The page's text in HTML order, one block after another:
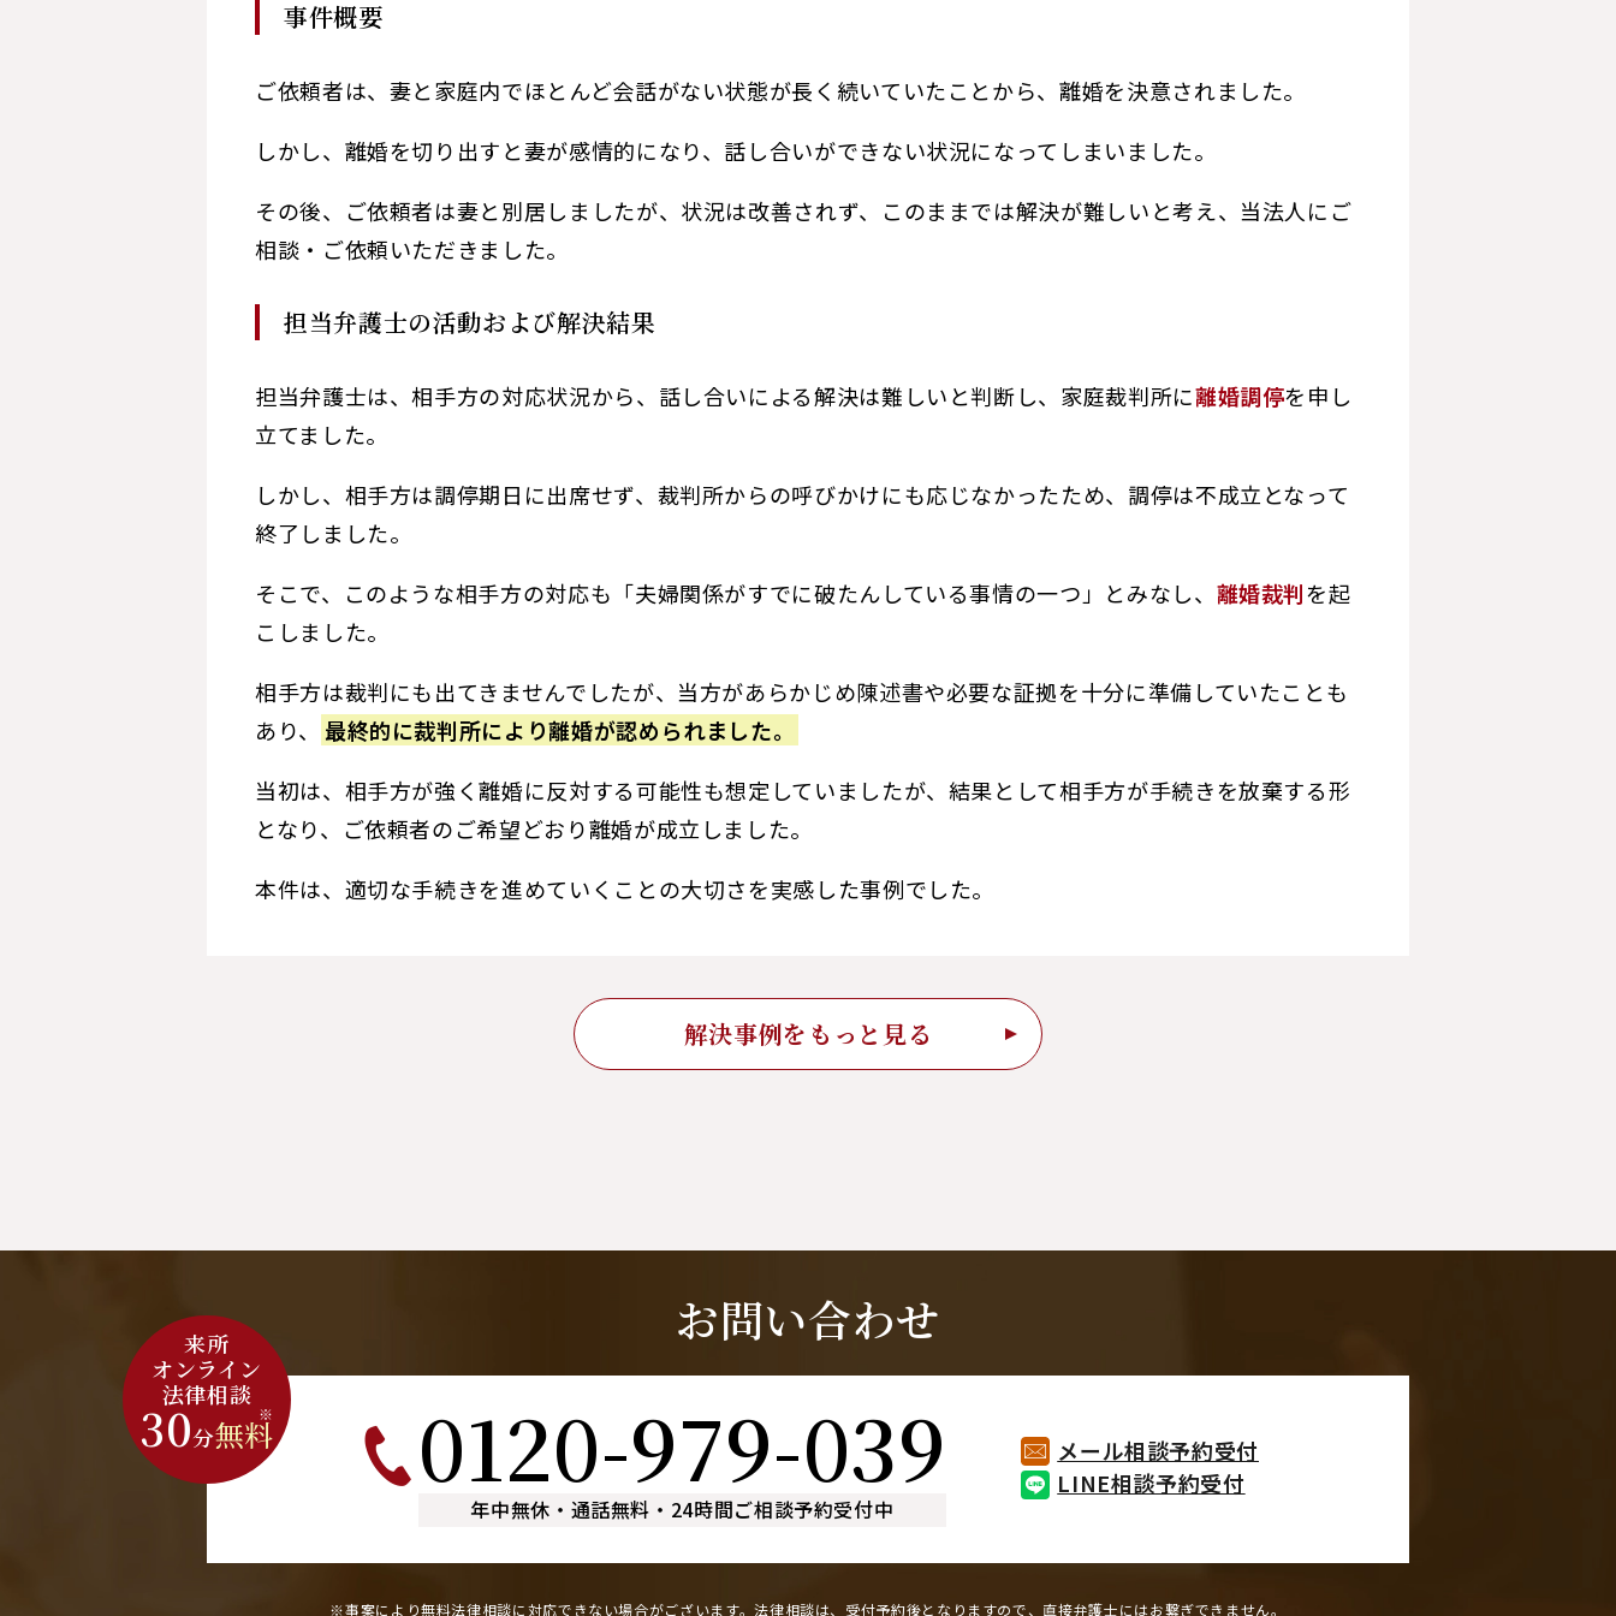
事件概要
ご依頼者は、妻と家庭内でほとんど会話がない状態が長く続いていたことから、離婚を決意されました。
しかし、離婚を切り出すと妻が感情的になり、話し合いができない状況になってしまいました。
その後、ご依頼者は妻と別居しましたが、状況は改善されず、このままでは解決が難しいと考え、当法人にご
相談・ご依頼いただきました。
担当弁護士の活動および解決結果
担当弁護士は、相手方の対応状況から、話し合いによる解決は難しいと判断し、家庭裁判所に離婚調停を申し
立てました。
しかし、相手方は調停期日に出席せず、裁判所からの呼びかけにも応じなかったため、調停は不成立となって
終了しました。
そこで、このような相手方の対応も「夫婦関係がすでに破たんしている事情の一つ」とみなし、 離婚裁判を起
こしました。
相手方は裁判にも出てきませんでしたが、当方があらかじめ陳述書や必要な証拠を十分に準備していたことも
あり、
最終的に裁判所により離婚が認められました。
当初は、相手方が強く離婚に反対する可能性も想定していましたが、結果として相手方が手続きを放棄する形
となり、ご依頼者のご希望どおり離婚が成立しました。
本件は、適切な手続きを進めていくことの大切さを実感した事例でした。
解決事例をもっと見る
お問い合わせ
来所
オンライン
法律相談
30分無料
※ 0120-979-039
年中無休 ・ 通話無料 ・ 24時間ご相談予約受付中
メール相談予約受付
LINE相談予約受付
※事案により無料法律相談に対応できない場合がございます。法律相談は、受付予約後となりますので、 直接弁護士にはお繋ぎできません。